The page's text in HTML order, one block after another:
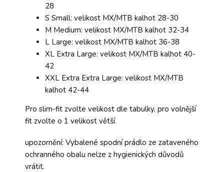
28
S Small: velikost MX/MTB kalhot 28-30
M Medium: velikost MX/MTB kalhot 32-34
L Large: velikost MX/MTB kalhot 36-38
XL Extra Large: velikost MX/MTB kalhot 40-
42
XXL Extra Extra Large: velikost MX/MTB
kalhot 42-44
Pro slim-fit zvolte velikost dle tabulky, pro volnější
fit zvolte o 1 velikost větší.
upozornění: Vybalené spodní prádlo ze zataveného
ochranného obalu nelze z hygienických důvodů
vrátit.